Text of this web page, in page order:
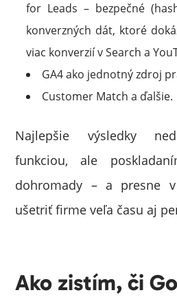
for Leads – bezpečné
konverzných dát, ktoré
viac konverzií v Search a
GA4 ako jednotný zdroj
Customer Match a ďalšie.
Najlepšie výsledky
funkciou, ale
dohromady – a presne
ušetriť firme veľa času aj
Ako zistím, či